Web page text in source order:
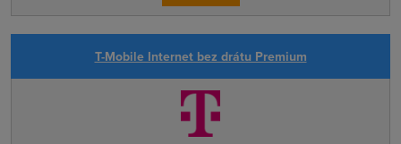
T-Mobile Internet bez drátu Premium